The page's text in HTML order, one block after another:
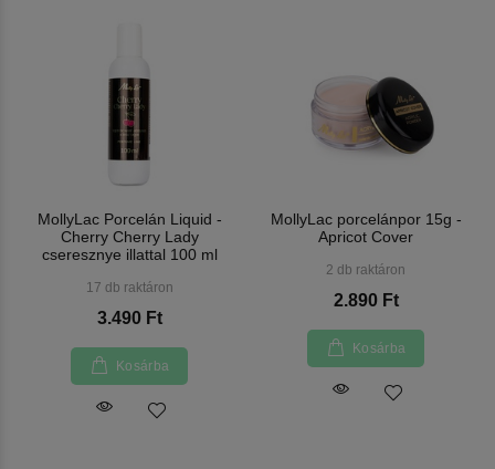
MollyLac Porcelán Liquid -
Cherry Cherry Lady
cseresznye illattal 100 ml
17 db raktáron
3.490 Ft
Kosárba
MollyLac porcelánpor 15g -
Apricot Cover
2 db raktáron
2.890 Ft
Kosárba